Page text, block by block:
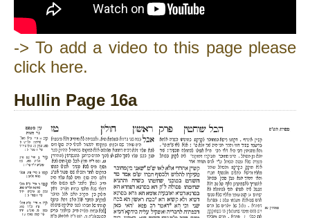
-> To add a video to this page please
click here.
Hullin Page 16a